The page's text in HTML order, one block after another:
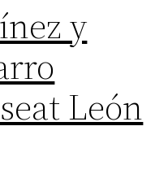
y
León